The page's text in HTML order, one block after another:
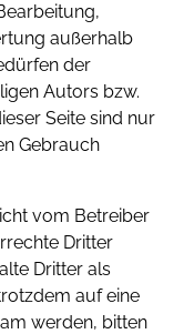
außerhalb
der
Autors bzw.
Seite sind nur
Gebrauch
vom Betreiber
Dritter
Dritter als
auf eine
werden, bitten